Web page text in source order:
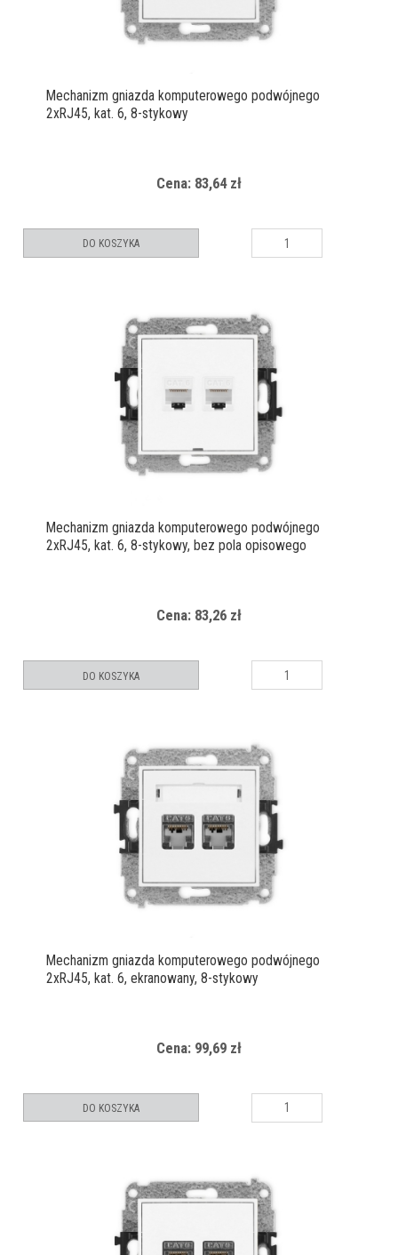
Mechanizm gniazda komputerowego podwójnego
2xRJ45, kat. 6, 8-stykowy
Cena: 83,64 zł
DO KOSZYKA
Mechanizm gniazda komputerowego podwójnego
2xRJ45, kat. 6, 8-stykowy, bez pola opisowego
Cena: 83,26 zł
DO KOSZYKA
Mechanizm gniazda komputerowego podwójnego
2xRJ45, kat. 6, ekranowany, 8-stykowy
Cena: 99,69 zł
DO KOSZYKA